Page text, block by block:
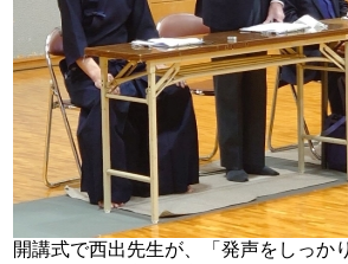
開講式で西出先生が、「発声をしっか